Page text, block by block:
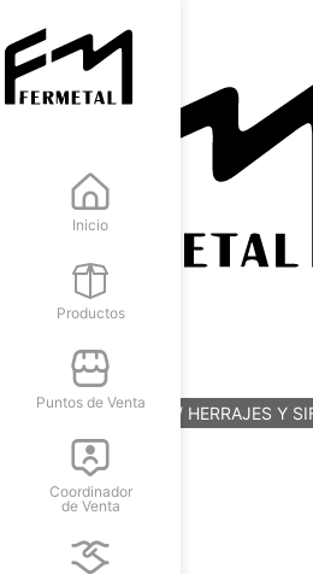
Inicio
Productos
Puntos de Venta
Coordinador
de Venta
Inicio/FERRETERÍA / HERRAJES Y